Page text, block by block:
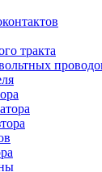
тракта